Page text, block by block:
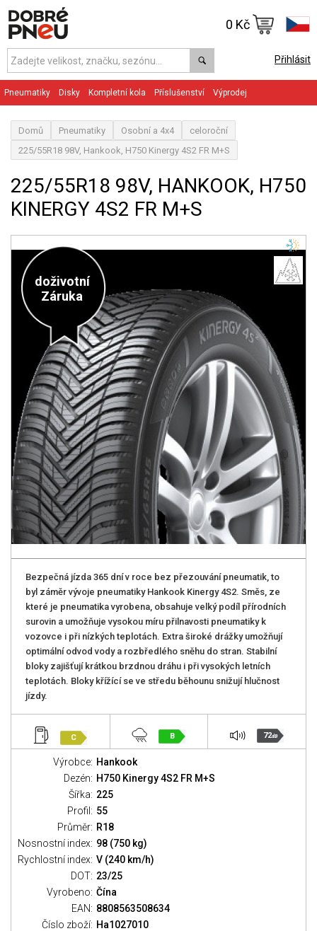
Přihlásit
0 Kč
Pneumatiky Disky Kompletní kola Příslušenství Výprodej
Domů Pneumatiky Osobní a 4x4
celoroční
225/55R18 98V, Hankook, H750 Kinergy 4S2 FR M+S
225/55R18 98V, HANKOOK, H750
KINERGY 4S2 FR M+S
doživotní
Záruka
Bezpečná jízda 365 dní v roce bez přezouvání pneumatik, to
byl záměr vývoje pneumatiky Hankook Kinergy 4S2. Směs, ze
které je pneumatika vyrobena, obsahuje velký podíl přírodních
surovin a umožňuje vysokou míru přilnavosti pneumatiky k
vozovce i při nízkých teplotách. Extra široké drážky umožňují
optimální odvod vody a rozbředlého sněhu do stran. Stabilní
bloky zajišťují krátkou brzdnou dráhu i při vysokých letních
teplotách. Bloky křížící se ve středu běhounu snižují hlučnost
jízdy.
C B 72dB
Výrobce: Hankook
Dezén: H750 Kinergy 4S2 FR M+S
Šířka: 225
Profil: 55
Průměr: R18
Nosnostní index: 98 (750 kg)
Rychlostní index: V (240 km/h)
DOT: 23/25
Vyrobeno: Čína
EAN: 8808563508634
Číslo zboží: Ha1027010